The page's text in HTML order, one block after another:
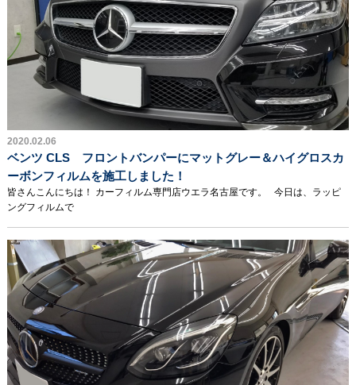
2020.02.06
ベンツ CLS フロントバンパーにマットグレー＆ハイグロスカ
ーボンフィルムを施工しました！
皆さんこんにちは！ カーフィルム専門店ウエラ名古屋です。 今日は、ラッピ
ングフィルムで